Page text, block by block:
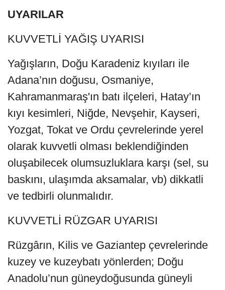
UYARILAR
KUVVETLİ YAĞIŞ UYARISI
Yağışların, Doğu Karadeniz kıyıları ile
Adana’nın doğusu, Osmaniye,
Kahramanmaraş'ın batı ilçeleri, Hatay’ın
kıyı kesimleri, Niğde, Nevşehir, Kayseri,
Yozgat, Tokat ve Ordu çevrelerinde yerel
olarak kuvvetli olması beklendiğinden
oluşabilecek olumsuzluklara karşı (sel, su
baskını, ulaşımda aksamalar, vb) dikkatli
ve tedbirli olunmalıdır.
KUVVETLİ RÜZGAR UYARISI
Rüzgârın, Kilis ve Gaziantep çevrelerinde
kuzey ve kuzeybatı yönlerden; Doğu
Anadolu’nun güneydoğusunda güneyli